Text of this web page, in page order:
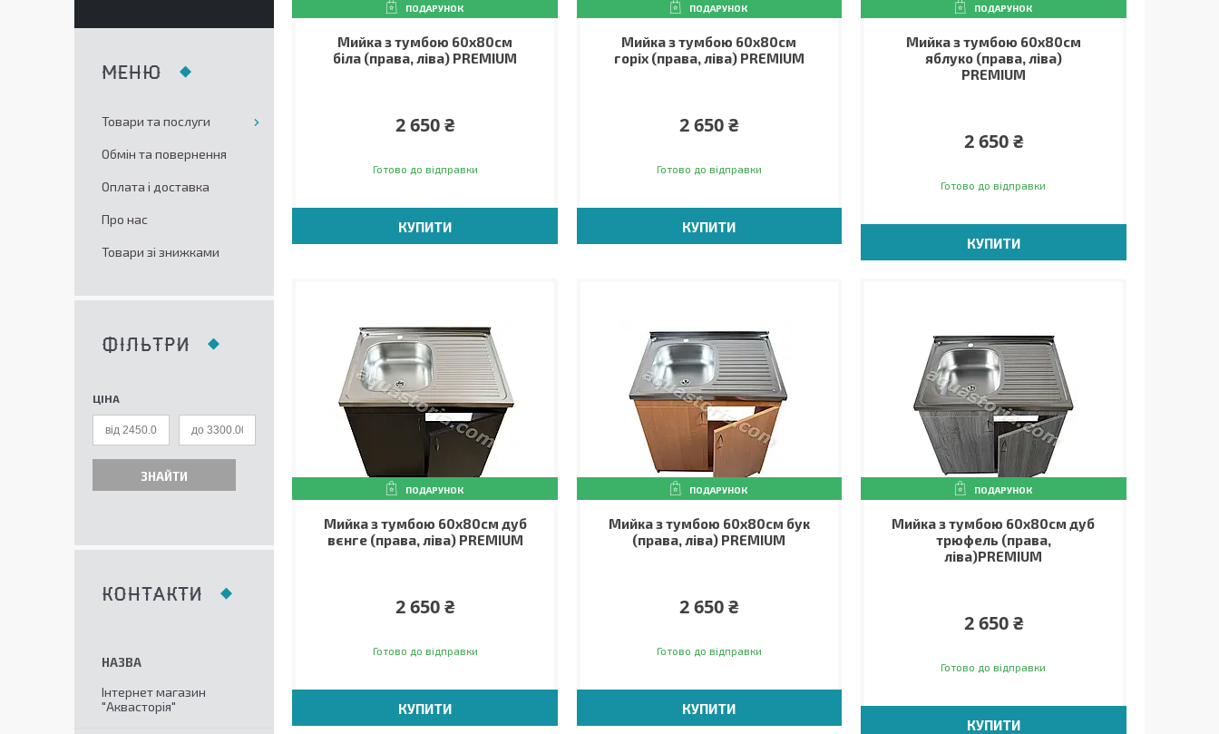
ПОДАРУНОК
Мийка з тумбою 60х80см
біла (права, ліва) PREMIUM
2 650 ₴
Готово до відправки
КУПИТИ
ПОДАРУНОК
Мийка з тумбою 60х80см
горіх (права, ліва) PREMIUM
2 650 ₴
Готово до відправки
КУПИТИ
ПОДАРУНОК
Мийка з тумбою 60х80см
яблуко (права, ліва)
PREMIUM
2 650 ₴
Готово до відправки
КУПИТИ
ПОДАРУНОК
Мийка з тумбою 60х80см дуб
вєнге (права, ліва) PREMIUM
2 650 ₴
Готово до відправки
КУПИТИ
ПОДАРУНОК
Мийка з тумбою 60х80см бук
(права, ліва) PREMIUM
2 650 ₴
Готово до відправки
КУПИТИ
ПОДАРУНОК
Мийка з тумбою 60х80см дуб
трюфель (права,
ліва)PREMIUM
2 650 ₴
Готово до відправки
КУПИТИ
Товари та послуги
Обмін та повернення
Оплата і доставка
Про нас
Товари зі знижками
ФІЛЬТРИ
ЦІНА
ЗНАЙТИ
КОНТАКТИ
Інтернет магазин
"Аквасторія"